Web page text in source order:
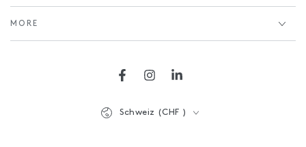
MORE
FacebookInstagramLinkedIn
Schweiz (CHF )